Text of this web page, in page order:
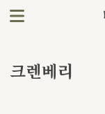
크렌베리
크렌베리